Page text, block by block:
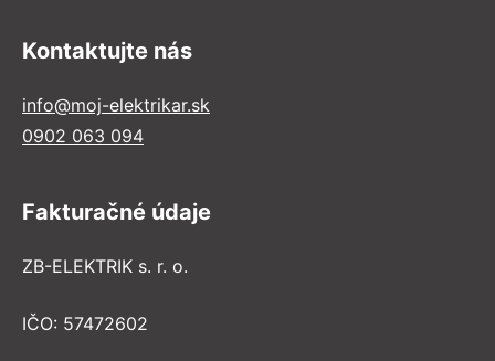
Kontaktujte nás
info@moj-elektrikar.sk
0902 063 094
Fakturačné údaje
ZB-ELEKTRIK s. r. o.
IČO: 57472602